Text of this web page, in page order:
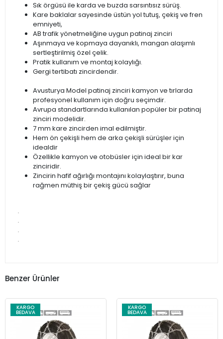
Sık örgüsü ile karda ve buzda sarsıntısız sürüş.
Kare baklalar sayesinde üstün yol tutuş, çekiş ve fren
emniyeti,
AB trafik yönetmeliğine uygun patinaj zinciri
Aşınmaya ve kopmaya dayanıklı, mangan alaşımlı
sertleştirilmiş özel çelik.
Pratik kullanım ve montaj kolaylığı.
Gergi tertibatı zincirdendir.
Avusturya Model patinaj zinciri kamyon ve tırlarda
profesyonel kullanım için doğru seçimdir.
Avrupa standartlarında kullanılan popüler bir patinaj
zinciri modelidir.
7 mm kare zincirden imal edilmiştir.
Hem ön çekişli hem de arka çekişli sürüşler için
idealdir
Özellikle kamyon ve otobüsler için ideal bir kar
zinciridir.
Zincirin hafif ağırlığı montajını kolaylaştırır, buna
rağmen müthiş bir çekiş gücü sağlar
Benzer Ürünler
KARGO
BEDAVA
KARGO
BEDAVA